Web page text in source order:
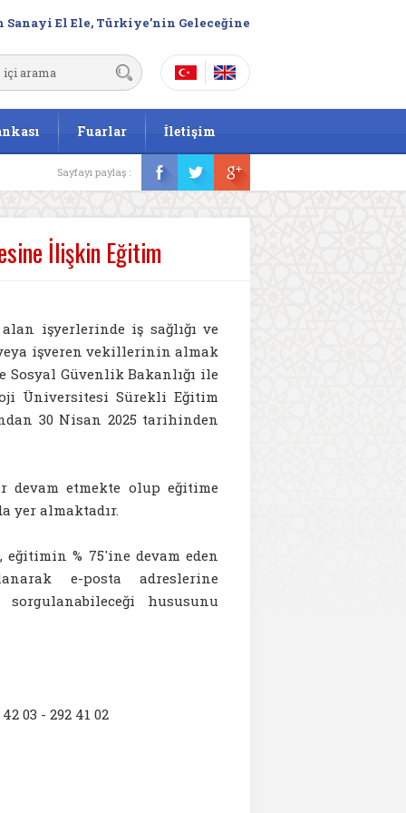
Sanayi El Ele, Türkiye’nin Geleceğine
Fuarlar İletişim
Sayfayı paylaş :
İlişkin Eğitim
işyerlerinde iş sağlığı ve
işveren vekillerinin almak
Sosyal Güvenlik Bakanlığı ile
Üniversitesi Sürekli Eğitim
30 Nisan 2025 tarihinden
devam etmekte olup eğitime
yer almaktadır.
% 75'ine devam eden
e-posta adreslerine
hususunu
03 - 292 41 02